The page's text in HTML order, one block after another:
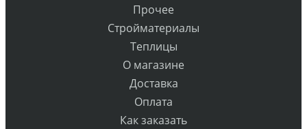
Прочее
Стройматериалы
Теплицы
О магазине
Доставка
Оплата
Как заказать